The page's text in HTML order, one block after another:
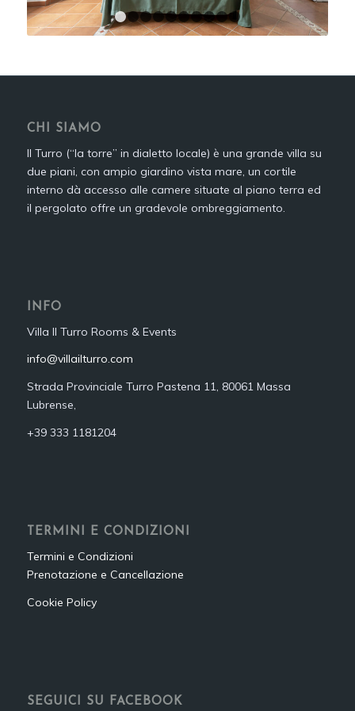
1 2 3 4 5 6 7 8 9 10
CHI SIAMO
Il Turro (“la torre” in dialetto locale) è una grande villa su
due piani, con ampio giardino vista mare, un cortile
interno dà accesso alle camere situate al piano terra ed
il pergolato offre un gradevole ombreggiamento.
INFO
Villa Il Turro Rooms & Events
info@villailturro.com
Strada Provinciale Turro Pastena 11, 80061 Massa
Lubrense,
+39 333 1181204‬
TERMINI E CONDIZIONI
Termini e Condizioni
Prenotazione e Cancellazione
Cookie Policy
SEGUICI SU FACEBOOK